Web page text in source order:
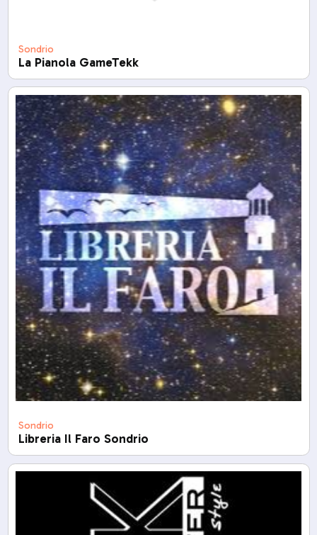
Sondrio
La Pianola GameTekk
Sondrio
Libreria Il Faro Sondrio